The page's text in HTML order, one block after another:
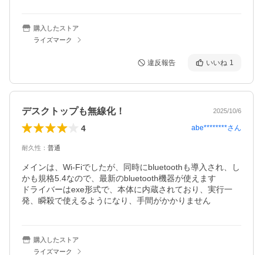
購入したストア
ライズマーク
違反報告 いいね 1
デスクトップも無線化！ 2025/10/6
4 abe********さん
耐久性 ： 普通
メインは、Wi-Fiでしたが、同時にbluetoothも導入され、し
かも規格5.4なので、最新のbluetooth機器が使えます
ドライバーはexe形式で、本体に内蔵されており、実行一
発、瞬殺で使えるようになり、手間がかかりません
購入したストア
ライズマーク